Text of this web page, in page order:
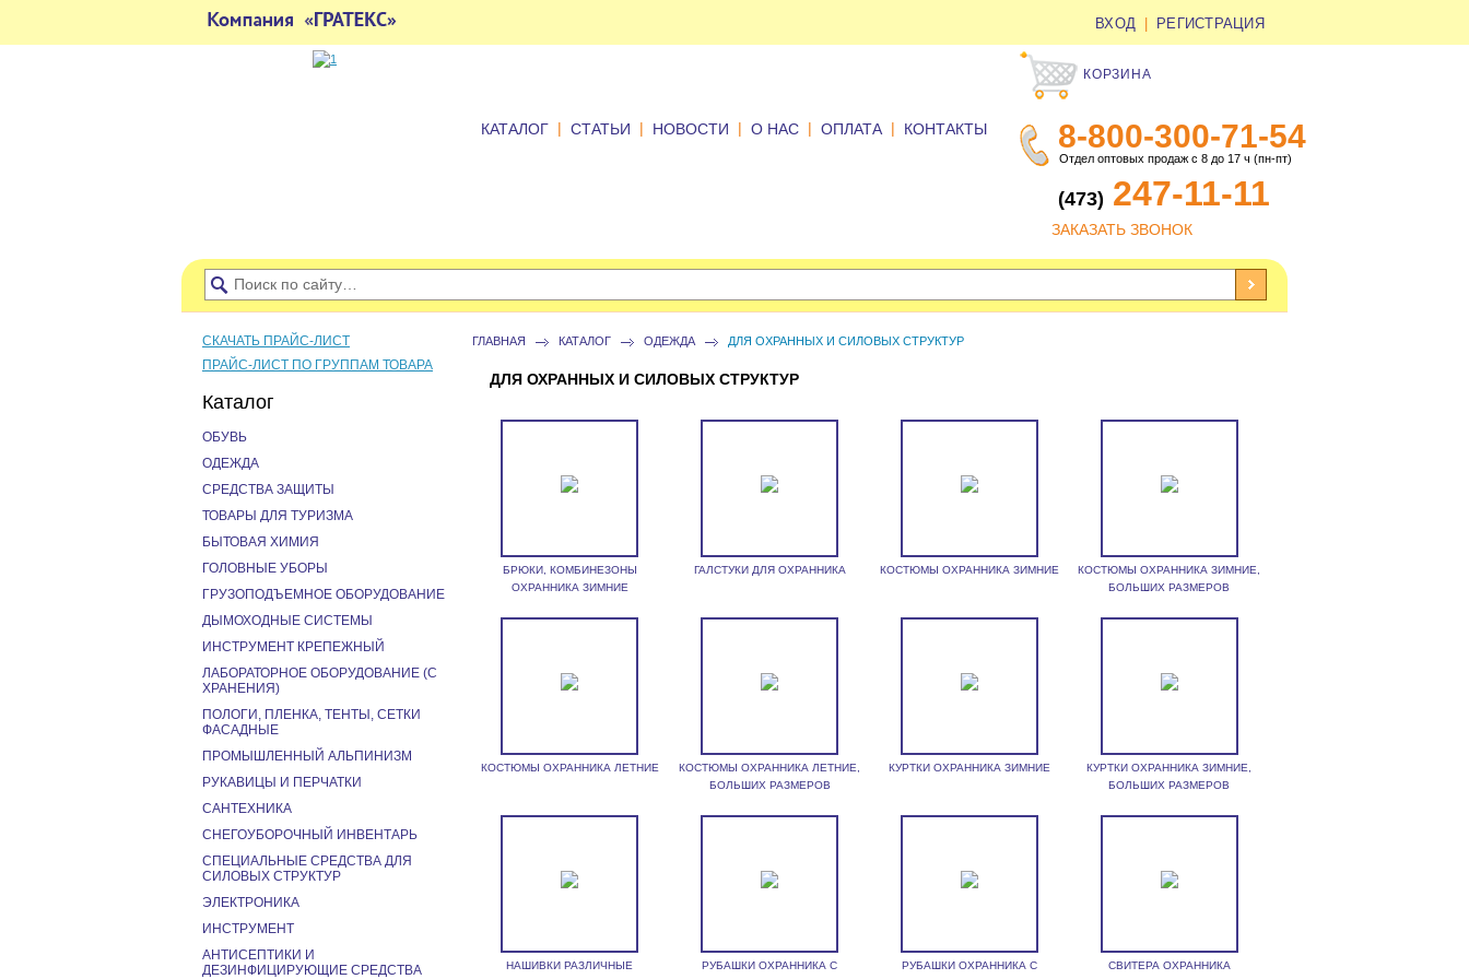
ВХОД РЕГИСТРАЦИЯ
КОРЗИНА
8-800-300-71-54
Отдел оптовых продаж с 8 до 17 ч (пн-пт)
(473) 247-11-11
ЗАКАЗАТЬ ЗВОНОК
КАТАЛОГ | СТАТЬИ | НОВОСТИ | О НАС | ОПЛАТА | КОНТАКТЫ
ГЛАВНАЯ КАТАЛОГ ОДЕЖДА ДЛЯ ОХРАННЫХ И СИЛОВЫХ СТРУКТУР
ДЛЯ ОХРАННЫХ И СИЛОВЫХ СТРУКТУР
БРЮКИ, КОМБИНЕЗОНЫ
ОХРАННИКА ЗИМНИЕ
ГАЛСТУКИ ДЛЯ ОХРАННИКА КОСТЮМЫ ОХРАННИКА ЗИМНИЕ
КОСТЮМЫ ОХРАННИКА ЗИМНИЕ,
БОЛЬШИХ РАЗМЕРОВ
КОСТЮМЫ ОХРАННИКА ЛЕТНИЕ
КОСТЮМЫ ОХРАННИКА ЛЕТНИЕ,
БОЛЬШИХ РАЗМЕРОВ
КУРТКИ ОХРАННИКА ЗИМНИЕ
КУРТКИ ОХРАННИКА ЗИМНИЕ,
БОЛЬШИХ РАЗМЕРОВ
НАШИВКИ РАЗЛИЧНЫЕ
РУБАШКИ ОХРАННИКА С
РУБАШКИ ОХРАННИКА С
СВИТЕРА ОХРАННИКА
СКАЧАТЬ ПРАЙС-ЛИСТ
ПРАЙС-ЛИСТ ПО ГРУППАМ ТОВАРА
Каталог
ОБУВЬ
ОДЕЖДА
СРЕДСТВА ЗАЩИТЫ
ТОВАРЫ ДЛЯ ТУРИЗМА
БЫТОВАЯ ХИМИЯ
ГОЛОВНЫЕ УБОРЫ
ГРУЗОПОДЪЕМНОЕ ОБОРУДОВАНИЕ
ДЫМОХОДНЫЕ СИСТЕМЫ
ИНСТРУМЕНТ КРЕПЕЖНЫЙ
ЛАБОРАТОРНОЕ ОБОРУДОВАНИЕ (С
ХРАНЕНИЯ)
ПОЛОГИ, ПЛЕНКА, ТЕНТЫ, СЕТКИ
ФАСАДНЫЕ
ПРОМЫШЛЕННЫЙ АЛЬПИНИЗМ
РУКАВИЦЫ И ПЕРЧАТКИ
САНТЕХНИКА
СНЕГОУБОРОЧНЫЙ ИНВЕНТАРЬ
СПЕЦИАЛЬНЫЕ СРЕДСТВА ДЛЯ
СИЛОВЫХ СТРУКТУР
ЭЛЕКТРОНИКА
ИНСТРУМЕНТ
АНТИСЕПТИКИ И
ДЕЗИНФИЦИРУЮЩИЕ СРЕДСТВА